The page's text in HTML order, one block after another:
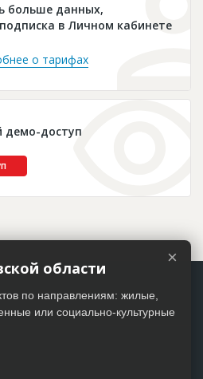
больше данных,
в Личном кабинете
о тарифах
демо-доступ
×
области
по направлениям: жилые,
или социально-культурные